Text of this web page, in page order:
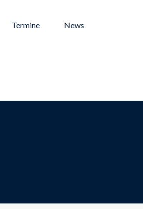
Termine News